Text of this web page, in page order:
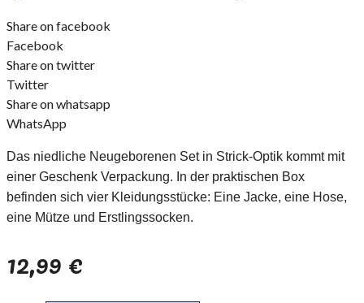
Share on facebook
Facebook
Share on twitter
Twitter
Share on whatsapp
WhatsApp
Das niedliche Neugeborenen Set in Strick-Optik kommt mit
einer Geschenk Verpackung. In der praktischen Box
befinden sich vier Kleidungsstücke: Eine Jacke, eine Hose,
eine Mütze und Erstlingssocken.
12,99€